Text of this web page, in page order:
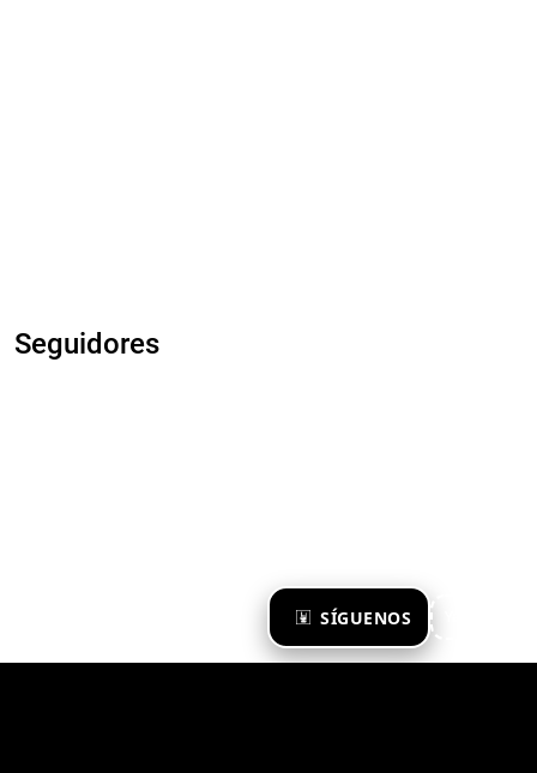
SÍGUENOS
Seguidores